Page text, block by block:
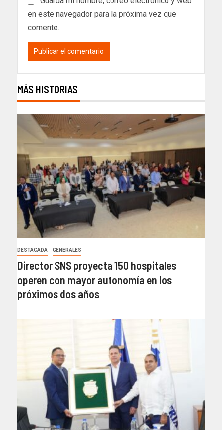
en este navegador para la próxima vez que
comente.
MÁS HISTORIAS
DESTACADA GENERALES
Director SNS proyecta 150 hospitales
operen con mayor autonomía en los
próximos dos años